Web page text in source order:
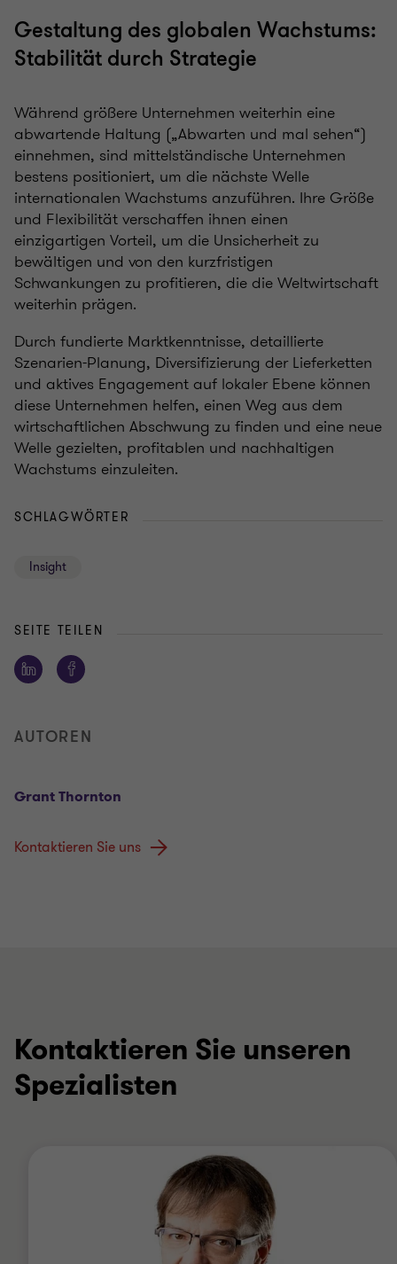
Gestaltung des globalen Wachstums:
Stabilität durch Strategie
Während größere Unternehmen weiterhin eine
abwartende Haltung („Abwarten und mal sehen“)
einnehmen, sind mittelständische Unternehmen
bestens positioniert, um die nächste Welle
internationalen Wachstums anzuführen. Ihre Größe
und Flexibilität verschaffen ihnen einen
einzigartigen Vorteil, um die Unsicherheit zu
bewältigen und von den kurzfristigen
Schwankungen zu profitieren, die die Weltwirtschaft
weiterhin prägen.
Durch fundierte Marktkenntnisse, detaillierte
Szenarien-Planung, Diversifizierung der Lieferketten
und aktives Engagement auf lokaler Ebene können
diese Unternehmen helfen, einen Weg aus dem
wirtschaftlichen Abschwung zu finden und eine neue
Welle gezielten, profitablen und nachhaltigen
Wachstums einzuleiten.
SCHLAGWÖRTER
Insight
SEITE TEILEN
AUTOREN
Grant Thornton
Kontaktieren Sie uns
Kontaktieren Sie unseren
Spezialisten